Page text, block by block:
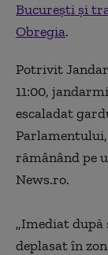
Bucureşti şi
Obregia.
Potrivit
11:00,
escaladat
rămânând pe
News.ro.
„Imediat
deplasat în